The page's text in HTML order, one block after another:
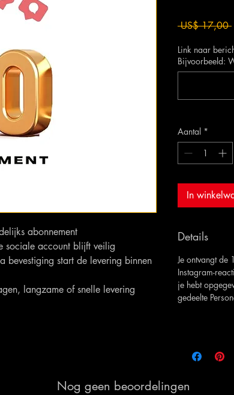
abonnement
sociale account blijft veilig
bevestiging start de levering binnen
langzame of snelle levering
US$ 17,00
Link naar
Bijvoorbeeld:
Aantal *
In
Details
Je ontvangt de
Instagram-
je hebt
gedeelte
Nog geen beoordelingen